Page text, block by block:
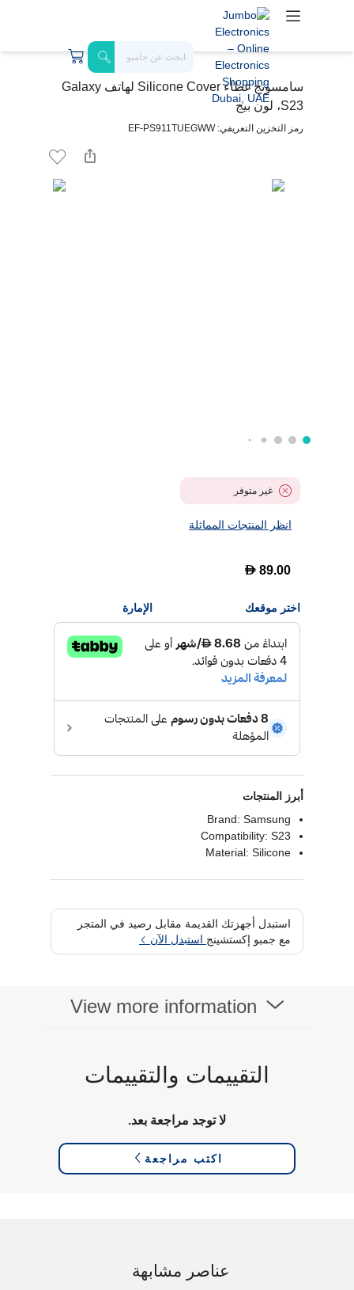
سامسونج غطاء Silicone Cover لهاتف Galaxy
S23، لون بيج
رمز التخزين التعريفي: EF-PS911TUEGWW
غير متوفر
انظر المنتجات المماثلة
D 89.00
اختر موقعك الإمارة
أبرز المنتجات
Brand: Samsung
Compatibility: S23
Material: Silicone
استبدل أجهزتك القديمة مقابل رصيد في المتجر
مع جمبو إكستشينج استبدل الآن
View more information
التقييمات والتقييمات
لا توجد مراجعة بعد.
اكتب مراجعة
عناصر مشابهة